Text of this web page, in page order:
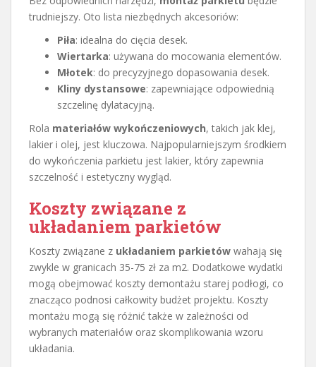
trudniejszy. Oto lista niezbędnych akcesoriów:
Piła: idealna do cięcia desek.
Wiertarka: używana do mocowania elementów.
Młotek: do precyzyjnego dopasowania desek.
Kliny dystansowe: zapewniające odpowiednią
szczelinę dylatacyjną.
Rola materiałów wykończeniowych, takich jak klej,
lakier i olej, jest kluczowa. Najpopularniejszym środkiem
do wykończenia parkietu jest lakier, który zapewnia
szczelność i estetyczny wygląd.
Koszty związane z
układaniem parkietów
Koszty związane z układaniem parkietów wahają się
zwykle w granicach 35-75 zł za m2. Dodatkowe wydatki
mogą obejmować koszty demontażu starej podłogi, co
znacząco podnosi całkowity budżet projektu. Koszty
montażu mogą się różnić także w zależności od
wybranych materiałów oraz skomplikowania wzoru
układania.